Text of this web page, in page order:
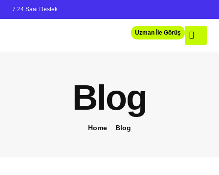
7 24 Saat Destek
Uzman İle Görüş
Blog
Home Blog